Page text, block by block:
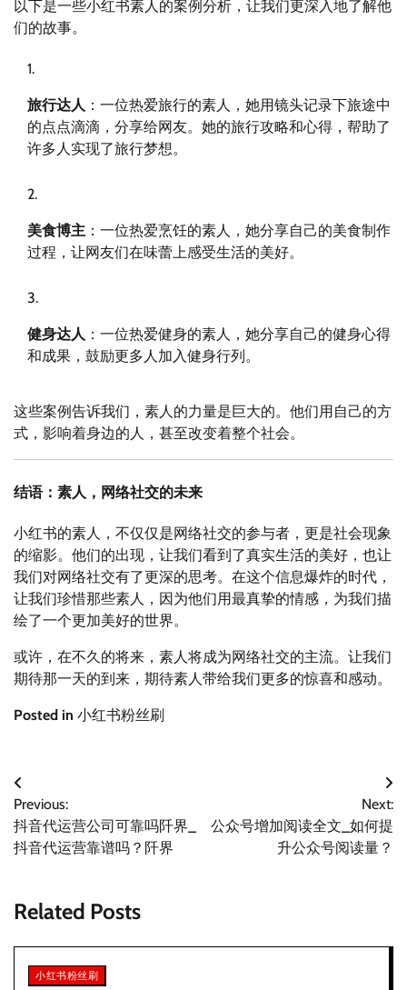
以下是一些小红书素人的案例分析，让我们更深入地了解他
们的故事。
旅行达人 ：一位热爱旅行的素人，她用镜头记录下旅途中
的点点滴滴，分享给网友。她的旅行攻略和心得，帮助了
许多人实现了旅行梦想。
美食博主 ：一位热爱烹饪的素人，她分享自己的美食制作
过程，让网友们在味蕾上感受生活的美好。
健身达人 ：一位热爱健身的素人，她分享自己的健身心得
和成果，鼓励更多人加入健身行列。
这些案例告诉我们，素人的力量是巨大的。他们用自己的方
式，影响着身边的人，甚至改变着整个社会。
结语：素人，网络社交的未来
小红书的素人，不仅仅是网络社交的参与者，更是社会现象
的缩影。他们的出现，让我们看到了真实生活的美好，也让
我们对网络社交有了更深的思考。在这个信息爆炸的时代，
让我们珍惜那些素人，因为他们用最真挚的情感，为我们描
绘了一个更加美好的世界。
或许，在不久的将来，素人将成为网络社交的主流。让我们
期待那一天的到来，期待素人带给我们更多的惊喜和感动。
Posted in 小红书粉丝刷
文
章
导
Previous:
抖音代运营公司可靠吗阡界_
抖音代运营靠谱吗？阡界
Next:
公众号增加阅读全文_如何提
升公众号阅读量？
Related Posts
小红书粉丝刷